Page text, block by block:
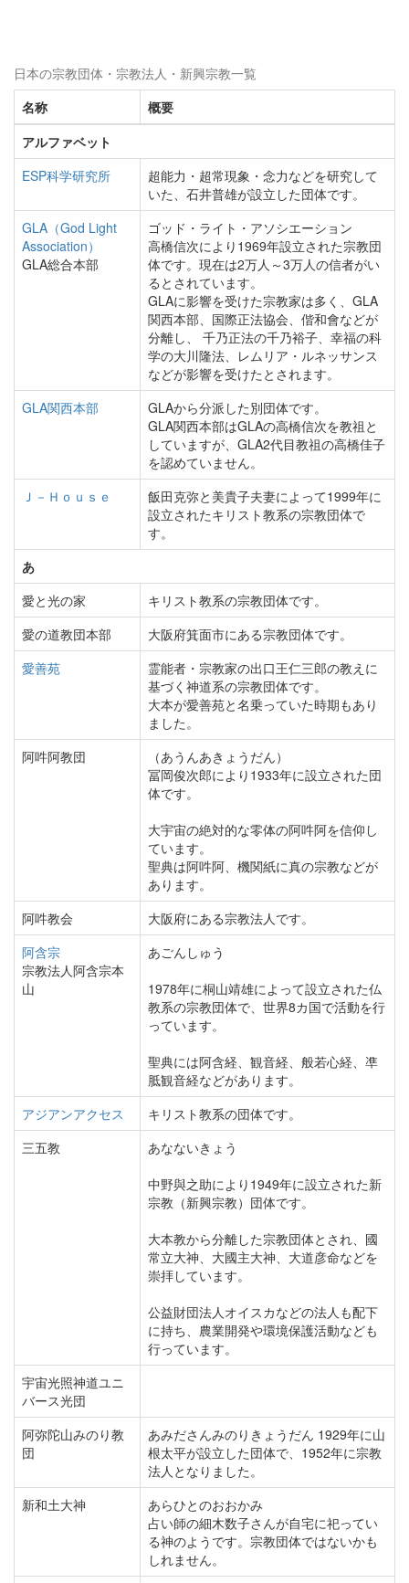
日本の宗教団体・宗教法人・新興宗教一覧
名称
概要
アルファベット
ESP科学研究所
超能力・超常現象・念力などを研究して
いた、石井普雄が設立した団体です。
GLA（God Light
Association）
GLA総合本部
ゴッド・ライト・アソシエーション
高橋信次により1969年設立された宗教団
体です。現在は2万人～3万人の信者がい
るとされています。
GLAに影響を受けた宗教家は多く、GLA
関西本部、国際正法協会、偕和會などが
分離し、 千乃正法の千乃裕子、幸福の科
学の大川隆法、レムリア・ルネッサンス
などが影響を受けたとされます。
GLA関西本部
GLAから分派した別団体です。
GLA関西本部はGLAの高橋信次を教祖と
していますが、GLA2代目教祖の高橋佳子
を認めていません。
Ｊ－Ｈｏｕｓｅ
飯田克弥と美貴子夫妻によって1999年に
設立されたキリスト教系の宗教団体で
す。
あ
愛と光の家
キリスト教系の宗教団体です。
愛の道教団本部
大阪府箕面市にある宗教団体です。
愛善苑
霊能者・宗教家の出口王仁三郎の教えに
基づく神道系の宗教団体です。
大本が愛善苑と名乗っていた時期もあり
ました。
阿吽阿教団
（あうんあきょうだん）
冨岡俊次郎により1933年に設立された団
体です。
大宇宙の絶対的な零体の阿吽阿を信仰し
ています。
聖典は阿吽阿、機関紙に真の宗教などが
あります。
阿吽教会
大阪府にある宗教法人です。
阿含宗
宗教法人阿含宗本
山
あごんしゅう
1978年に桐山靖雄によって設立された仏
教系の宗教団体で、世界8カ国で活動を行
っています。
聖典には阿含経、観音経、般若心経、凖
胝観音経などがあります。
アジアンアクセス
キリスト教系の団体です。
三五教
あなないきょう
中野與之助により1949年に設立された新
宗教（新興宗教）団体です。
大本教から分離した宗教団体とされ、國
常立大神、大國主大神、大道彦命などを
崇拝しています。
公益財団法人オイスカなどの法人も配下
に持ち、農業開発や環境保護活動なども
行っています。
宇宙光照神道ユニ
バース光団
阿弥陀山みのり教
団
あみださんみのりきょうだん 1929年に山
根太平が設立した団体で、1952年に宗教
法人となりました。
新和土大神
あらひとのおおかみ
占い師の細木数子さんが自宅に祀ってい
る神のようです。宗教団体ではないかも
しれません。